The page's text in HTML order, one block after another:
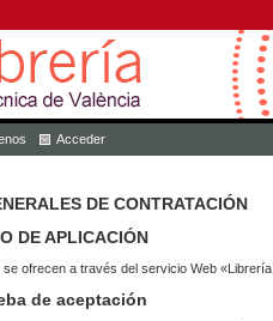
Acceder
DE CONTRATACIÓN
DE APLICACIÓN
ofrecen a través del servicio Web
de aceptación